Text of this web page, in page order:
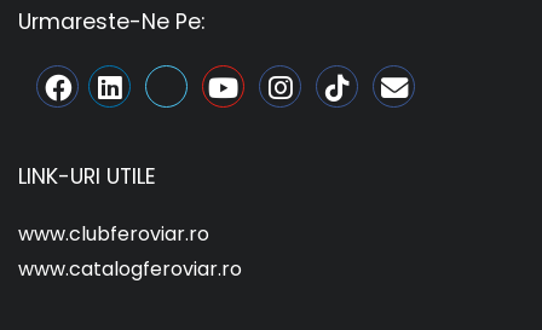
Urmareste-Ne Pe:
LINK-URI UTILE
www.clubferoviar.ro
www.catalogferoviar.ro